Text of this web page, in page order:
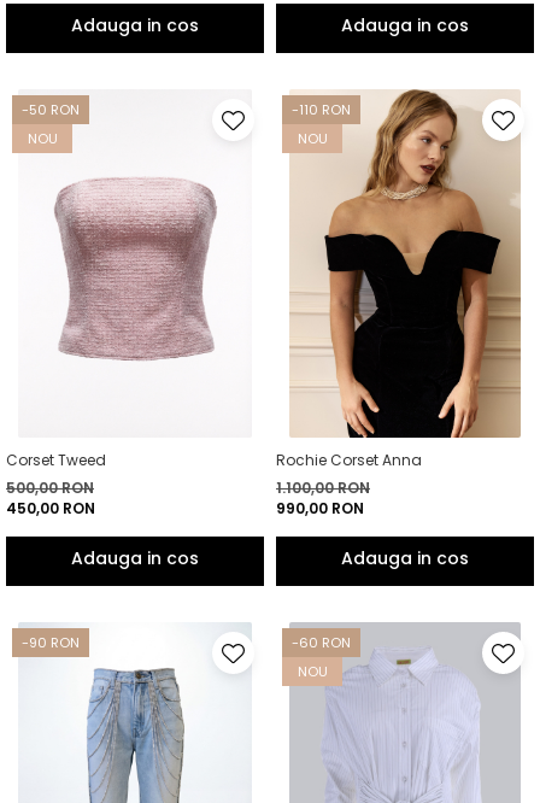
-50 RON
NOU
Corset Tweed
500,00 RON
450,00 RON
-110 RON
NOU
Rochie Corset Anna
1.100,00 RON
990,00 RON
-90 RON
-60 RON
NOU